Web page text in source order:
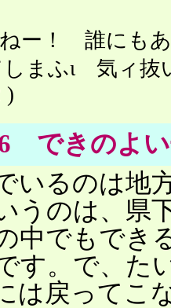
ー！ 誰にも
しまふι 気ィ抜
)
できのよ
いるのは地
うのは、県
中でもでき
す。で、た
は戻ってこ